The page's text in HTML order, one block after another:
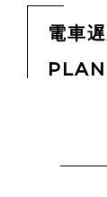
電車
PLAN